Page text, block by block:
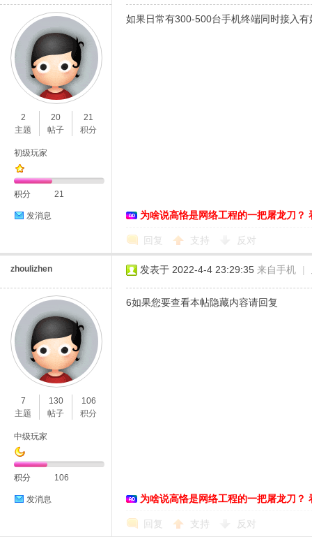
2
主题
20
帖子
21
积分
初级玩家
积分 21
发消息
如果日常有300-500台手机终端同时接入
为啥说高恪是网络工程的一把屠龙刀？
回复 支持 反对
zhoulizhen
7
主题
130
帖子
106
积分
中级玩家
积分 106
发消息
发表于 2022-4-4 23:29:35 来自手机 |
6如果您要查看本帖隐藏内容请回复
为啥说高恪是网络工程的一把屠龙刀？
回复 支持 反对